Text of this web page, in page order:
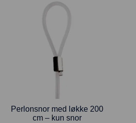
Perlonsnor med løkke 200
cm – kun snor